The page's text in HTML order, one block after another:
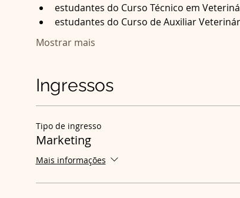
estudantes do Curso Técnico em
estudantes do Curso de Auxiliar
Mostrar mais
Ingressos
Tipo de ingresso
Marketing
Mais informações